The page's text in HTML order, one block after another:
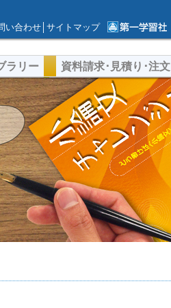
ブサイト
い合わせ サイトマップ
ラリー 資料請求･見積り･注文